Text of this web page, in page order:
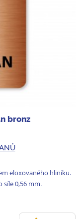
bronz
eloxovaného hliníku.
síle 0,56 mm.